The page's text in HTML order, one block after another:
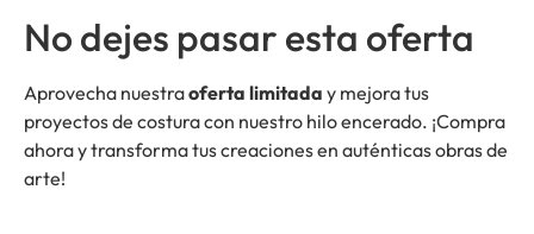
No dejes pasar esta oferta
Aprovecha nuestraoferta limitada y mejora tus
proyectos de costura con nuestro hilo encerado. ¡Compra
ahora y transforma tus creaciones en auténticas obras de
arte!